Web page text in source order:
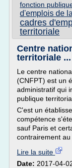
fonction
d'emplois de
cadres
territoriale
Centre
territoriale ...
Le centre
(CNFPT) est un
administratif qui
publique
C'est un
compétence
sauf Paris et
contrairement au
Lire la suite
Date: 2017-04-